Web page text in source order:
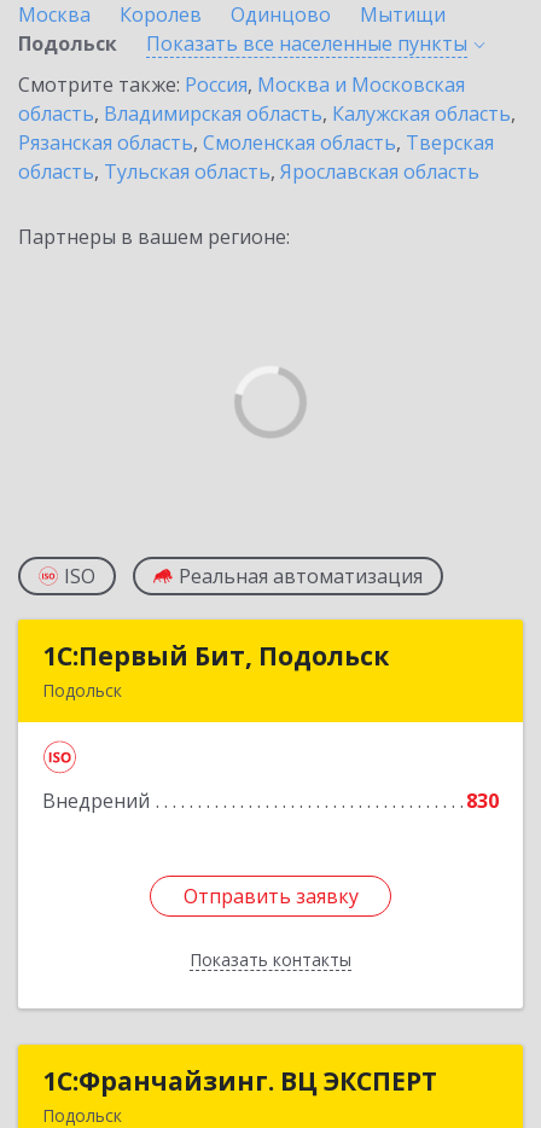
Москва
Королев Одинцово
Мытищи
Подольск
Показать все населенные пункты
Смотрите также: Россия, Москва и Московская
область, Владимирская область, Калужская область,
Рязанская область, Смоленская область, Тверская
область, Тульская область, Ярославская область
Партнеры в вашем регионе:
ISO Реальная автоматизация
1С:Первый Бит, Подольск
Подольск
Внедрений 830
Отправить заявку
Показать контакты
1С:Первый Бит, Подольск
Подробнее
Отправить заявку
Назад
1С:Франчайзинг. ВЦ ЭКСПЕРТ
Подольск
1С:Франчайзинг. ВЦ ЭКСПЕРТ